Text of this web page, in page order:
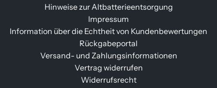
Hinweise zur Altbatterieentsorgung
Impressum
Information über die Echtheit von Kundenbewertungen
Rückgabeportal
Versand- und Zahlungsinformationen
Vertrag widerrufen
Widerrufsrecht